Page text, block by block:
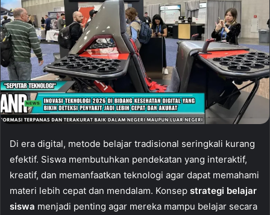
Di era digital, metode belajar tradisional seringkali kurang
efektif. Siswa membutuhkan pendekatan yang interaktif,
kreatif, dan memanfaatkan teknologi agar dapat memahami
materi lebih cepat dan mendalam. Konsep strategi belajar
siswa menjadi penting agar mereka mampu belajar secara